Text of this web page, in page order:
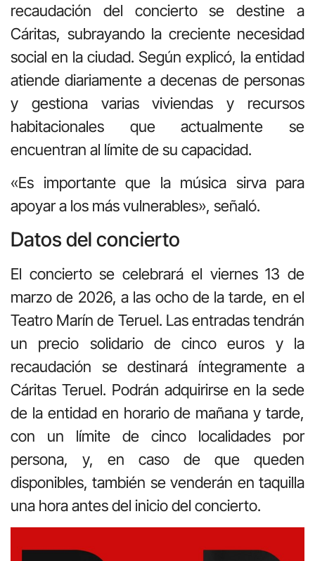
recaudación del concierto se destine a
Cáritas, subrayando la creciente necesidad
social en la ciudad. Según explicó, la entidad
atiende diariamente a decenas de personas
y gestiona varias viviendas y recursos
habitacionales que actualmente se
encuentran al límite de su capacidad.
«Es importante que la música sirva para
apoyar a los más vulnerables», señaló.
Datos del concierto
El concierto se celebrará el viernes 13 de
marzo de 2026, a las ocho de la tarde, en el
Teatro Marín de Teruel. Las entradas tendrán
un precio solidario de cinco euros y la
recaudación se destinará íntegramente a
Cáritas Teruel. Podrán adquirirse en la sede
de la entidad en horario de mañana y tarde,
con un límite de cinco localidades por
persona, y, en caso de que queden
disponibles, también se venderán en taquilla
una hora antes del inicio del concierto.